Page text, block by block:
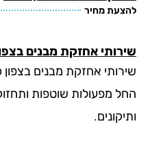
מחיר
אחזקת מבנים בצפון: מה
אחזקת מבנים בצפון כוללים
שוטפות ותחזוקה